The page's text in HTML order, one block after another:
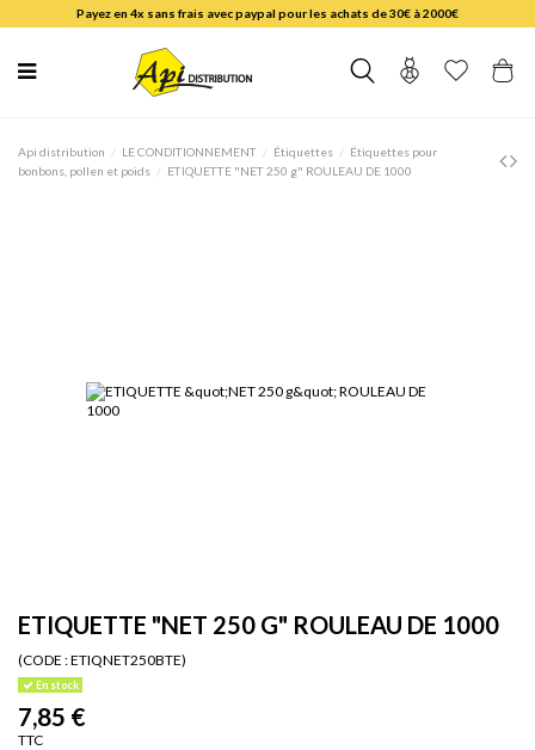
Payez en 4x sans frais avec paypal pour les achats de 30€ à 2000€
Api distribution LE CONDITIONNEMENT Étiquettes
Étiquettes pour
bonbons, pollen et poids
ETIQUETTE "NET 250 g" ROULEAU DE 1000
ETIQUETTE "NET 250 G" ROULEAU DE 1000
(CODE :ETIQNET250BTE)
En stock
7,85 €
TTC